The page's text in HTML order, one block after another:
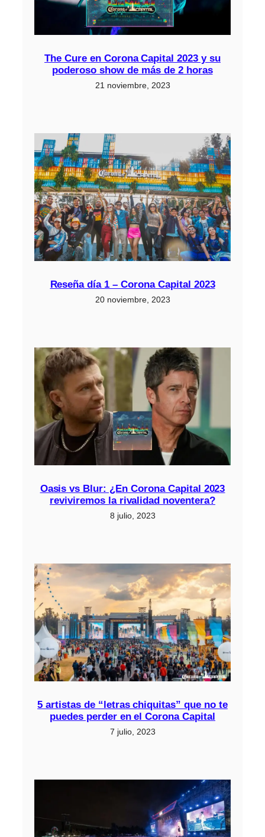
The Cure en Corona Capital 2023 y su
poderoso show de más de 2 horas
21 noviembre, 2023
Reseña día 1 – Corona Capital 2023
20 noviembre, 2023
Oasis vs Blur: ¿En Corona Capital 2023
reviviremos la rivalidad noventera?
8 julio, 2023
5 artistas de “letras chiquitas” que no te
puedes perder en el Corona Capital
7 julio, 2023